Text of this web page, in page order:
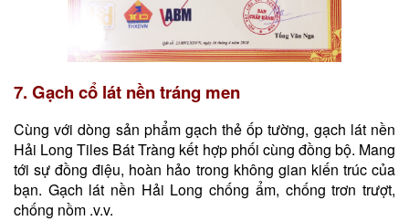
7. Gạch cổ lát nền tráng men
Cùng với dòng sản phẩm gạch thẻ ốp tường, gạch lát nền
Hải Long Tiles Bát Tràng kết hợp phối cùng đồng bộ. Mang
tới sự đồng điệu, hoàn hảo trong không gian kiến trúc của
bạn. Gạch lát nền Hải Long chống ẩm, chống trơn trượt,
chống nồm .v.v.